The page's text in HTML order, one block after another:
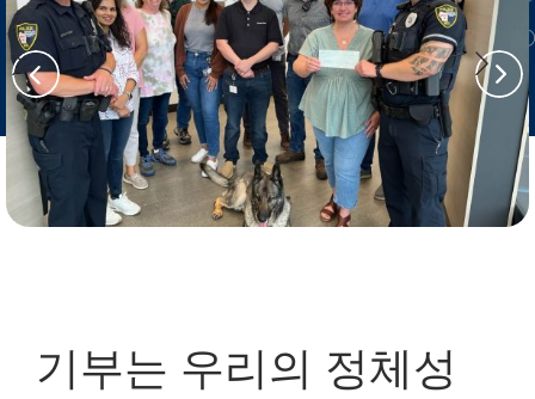
기부는 우리의 정체성